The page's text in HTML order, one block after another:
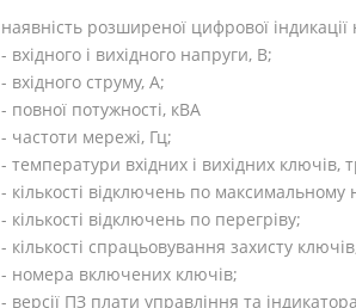
наявність розширеної цифрової
- вхідного і вихідного напруги, В;
- вхідного струму, А;
- повної потужності, кВА
- частоти мережі, Гц;
- температури вхідних і вихідних ключів,
- кількості відключень по максимальному
- кількості відключень по перегріву;
- кількості спрацьовування захисту
- номера включених ключів;
- версії ПЗ плати управління та